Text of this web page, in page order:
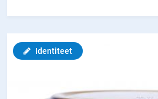
Identiteet